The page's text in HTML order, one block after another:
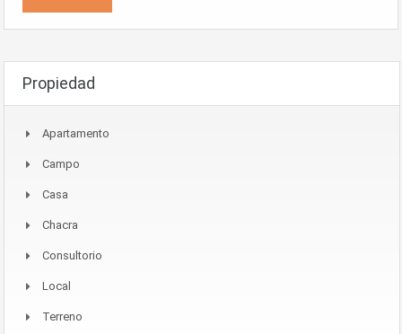
Propiedad
Apartamento
Campo
Casa
Chacra
Consultorio
Local
Terreno